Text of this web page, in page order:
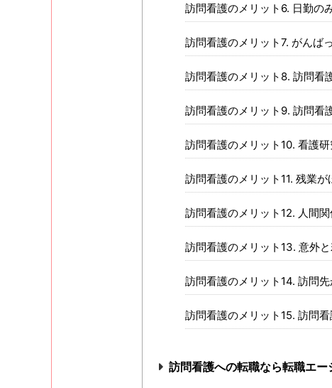
訪問看護のメリット6. 日勤の
訪問看護のメリット7. がんば
訪問看護のメリット8. 訪問看
訪問看護のメリット9. 訪問看
訪問看護のメリット10. 看護
訪問看護のメリット11. 残業
訪問看護のメリット12. 人間
訪問看護のメリット13. 意外
訪問看護のメリット14. 訪問
訪問看護のメリット15. 訪問
訪問看護への転職なら転職エー